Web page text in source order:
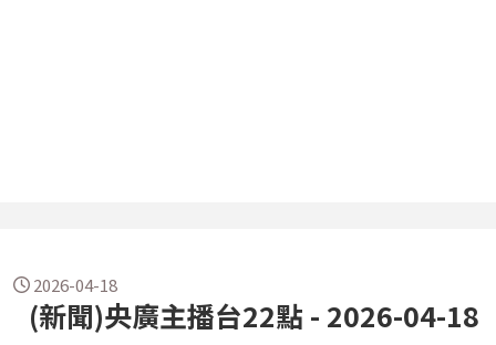
(新聞)央廣主播台22點 - 2026-04-18
2026-04-18